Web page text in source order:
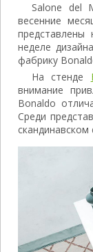
Salone del
весенние
неделе
фабрику
На стенде
внимание
Bonaldo
Среди